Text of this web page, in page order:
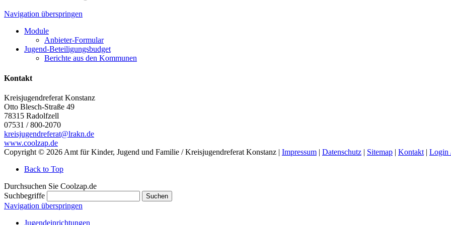
Navigation überspringen
Module
Anbieter-Formular
Jugend-Beteiligungsbudget
Berichte aus den Kommunen
Kontakt
Kreisjugendreferat Konstanz
Otto Blesch-Straße 49
78315 Radolfzell
07531 / 800-2070
kreisjugendreferat@lrakn.de
www.coolzap.de
Copyright © 2026 Amt für Kinder, Jugend und Familie / Kreisjugendreferat Konstanz | Impressum | Datenschutz | Sitemap | Kontakt | Login
Back to Top
Durchsuchen Sie Coolzap.de
Suchbegriffe
Suchen
Navigation überspringen
Jugendeinrichtungen